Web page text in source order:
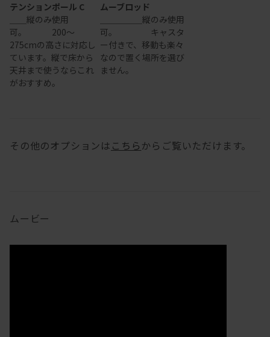
テンションポール C
＿＿縦のみ使用
可。 200～
275cmの高さに対応し
ています。縦で床から
天井まで使うならこれ
がおすすめ。
ムーブロッド
＿＿＿＿＿縦のみ使用
可。 キャスタ
ー付きで、移動も楽々
なので置く場所を選び
ません。
その他のオプションは こちら からご覧いただけます。
ムービー